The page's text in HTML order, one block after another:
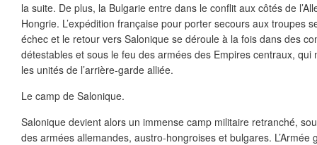
la suite. De plus, la Bulgarie entre dans le conflit aux côtés de
Hongrie. L’expédition française pour porter secours aux troupes
échec et le retour vers Salonique se déroule à la fois dans des
détestables et sous le feu des armées des Empires centraux, qui
les unités de l’arrière-garde alliée.
Le camp de Salonique.
Salonique devient alors un immense camp militaire retranché,
des armées allemandes, austro-hongroises et bulgares. L’Armée